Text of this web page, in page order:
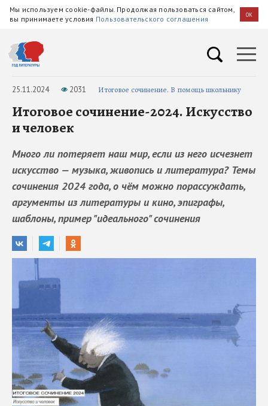
Мы используем cookie-файлы. Продолжая пользоваться сайтом,
вы принимаете условия Пользовательского соглашения OK
25.11.2024 2031 Итоговое сочинение. В помощь школьнику
Итоговое сочинение-2024. Искусство
и человек
Много ли потеряет наш мир, если из него исчезнет
искусство — музыка, живопись и литература? Темы
сочинения 2024 года, о чём можно порассуждать,
аргументы из литературы и кино, эпиграфы,
шаблоны, пример "идеального" сочинения